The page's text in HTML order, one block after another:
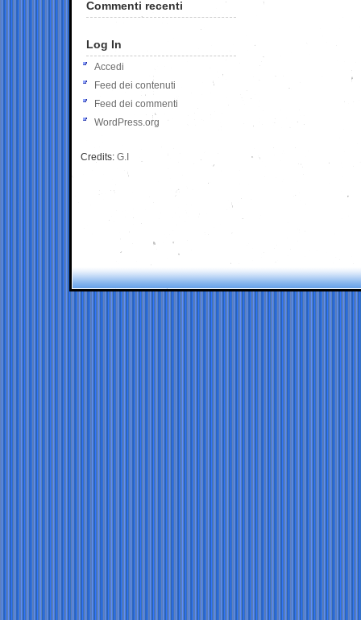
Commenti recenti
Log In
Accedi
Feed dei contenuti
Feed dei commenti
WordPress.org
Credits: G.I